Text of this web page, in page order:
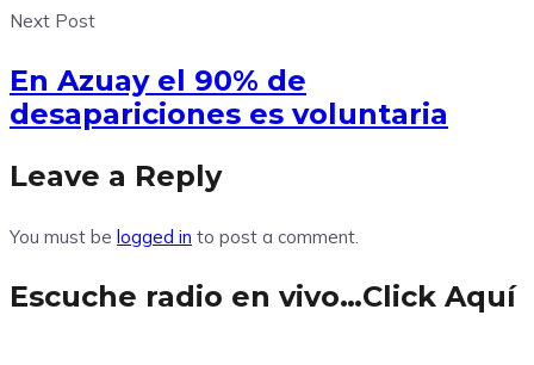
Next Post
En Azuay el 90% de
desapariciones es voluntaria
Leave a Reply
You must be logged in to post a comment.
Escuche radio en vivo…Click Aquí